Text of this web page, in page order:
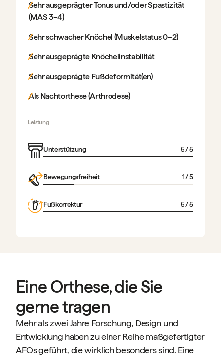
Sehr ausgeprägter Tonus und/oder Spastizität
(MAS 3–4)
Sehr schwacher Knöchel (Muskelstatus 0–2)
Sehr ausgeprägte Knöchelinstabilität
Sehr ausgeprägte Fußdeformität(en)
Als Nachtorthese (Arthrodese)
Leistung
Unterstützung 5/ 5
Bewegungsfreiheit 1/ 5
Fußkorrektur 5/ 5
Eine Orthese, die Sie
gerne tragen
Mehr als zwei Jahre Forschung, Design und
Entwicklung haben zu einer Reihe maßgefertigter
AFOs geführt, die wirklich besonders sind. Eine